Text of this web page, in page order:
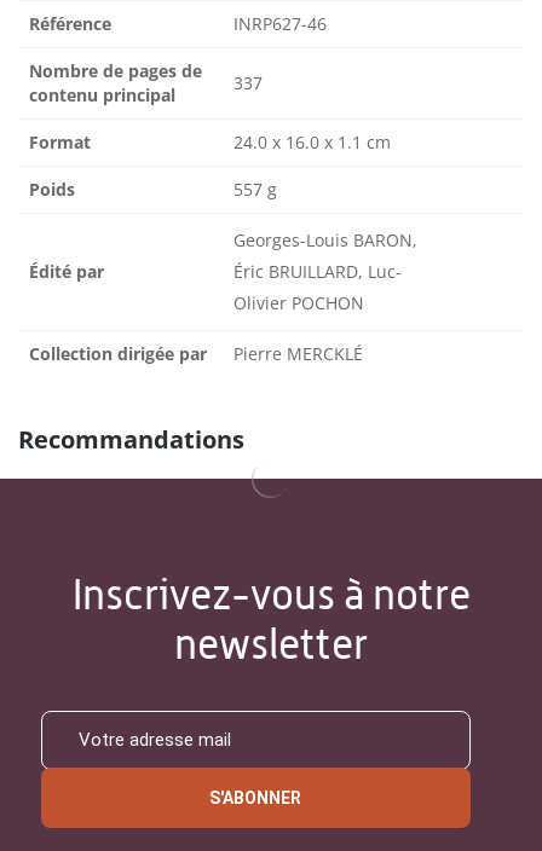
Référence INRP627-46
Nombre de pages de
contenu principal
337
Format 24.0 x 16.0 x 1.1 cm
Poids 557 g
Édité par
Georges-Louis BARON,
Éric BRUILLARD, Luc-
Olivier POCHON
Collection dirigée par Pierre MERCKLÉ
Recommandations
Inscrivez-vous à notre
newsletter
S'ABONNER